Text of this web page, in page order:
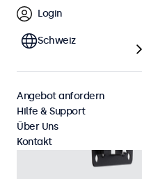
Login
Schweiz
Angebot anfordern
Hilfe & Support
Über Uns
Kontakt